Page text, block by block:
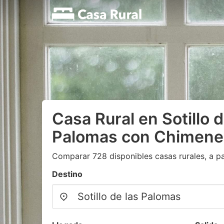
Casa Rural en Sotillo
Palomas con
Comparar 728 disponibles casas rurales, a
Destino